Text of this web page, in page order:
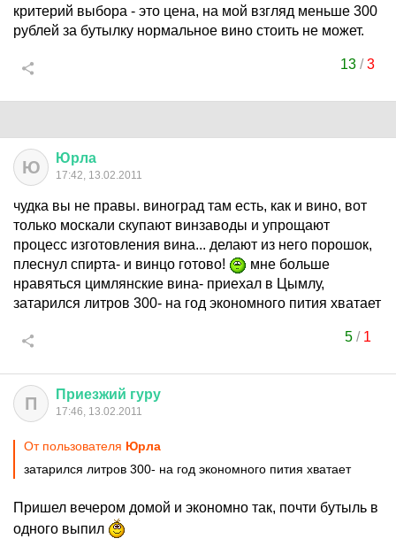
критерий выбора - это цена, на мой взгляд меньше 300
рублей за бутылку нормальное вино стоить не может.
13 /3
Ю Юрла
17:42, 13.02.2011
чудка вы не правы. виноград там есть, как и вино, вот
только москали скупают винзаводы и упрощают
процесс изготовления вина... делают из него порошок,
плеснул спирта- и винцо готово!
мне больше
нравяться цимлянские вина- приехал в Цымлу,
затарился литров 300- на год экономного пития хватает
5/ 1
П Приезжий гуру
17:46, 13.02.2011
От пользователя Юрла
затарился литров 300- на год экономного пития хватает
Пришел вечером домой и экономно так, почти бутыль в
одного выпил